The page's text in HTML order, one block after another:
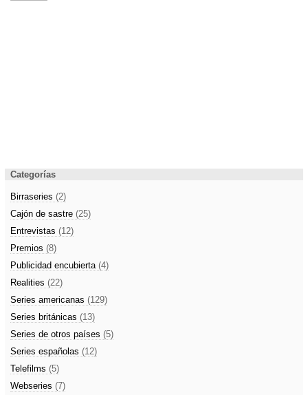
Categorías
Birraseries (2)
Cajón de sastre (25)
Entrevistas (12)
Premios (8)
Publicidad encubierta (4)
Realities (22)
Series americanas (129)
Series británicas (13)
Series de otros países (5)
Series españolas (12)
Telefilms (5)
Webseries (7)